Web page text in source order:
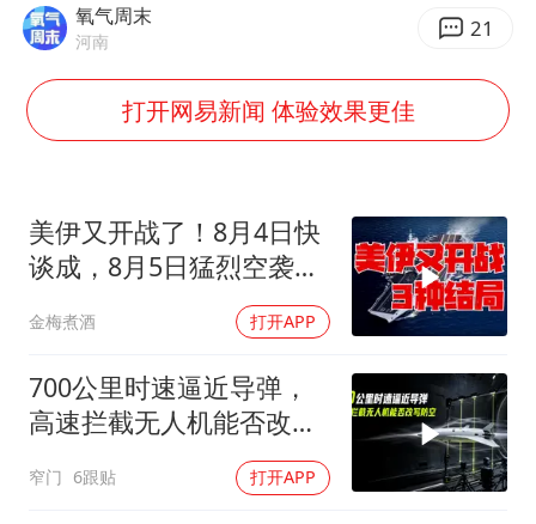
泰国：高度重视中国游客旅游体验
《龙餐馆》 冲奖
笔试第一被劝弃考涉事副校长被撤职
白海豚5次眼壁置换
构建更高水平的全民健身公共服务体系
氧气周末
河南 21
打开网易新闻 体验效果更佳
美伊又开战了！8月4日快
谈成，8月5日猛烈空袭，
金梅煮酒 打开APP
700公里时速逼近导弹，
高速拦截无人机能否改写
窄门 6跟贴 打开APP